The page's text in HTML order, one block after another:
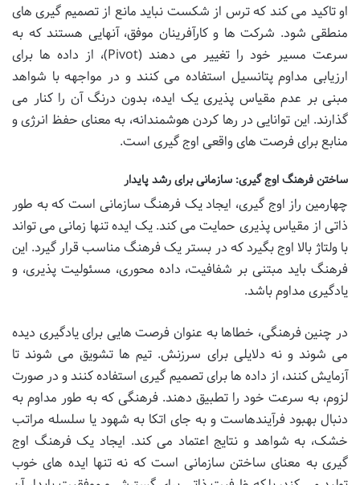
او تاکید می کند که ترس از شکست نباید مانع از تصمیم گیری های
منطقی شود. شرکت ها و کارآفرینان موفق، آنهایی هستند که به
سرعت مسیر خود را تغییر می دهند (Pivot)، از داده ها برای
ارزیابی مداوم پتانسیل استفاده می کنند و در مواجهه با شواهد
مبنی بر عدم مقیاس پذیری یک ایده، بدون درنگ آن را کنار می
گذارند. این توانایی در رها کردن هوشمندانه، به معنای حفظ انرژی و
منابع برای فرصت های واقعی اوج گیری است.
ساختن فرهنگ اوج گیری: سازمانی برای رشد پایدار
چهارمین راز اوج گیری، ایجاد یک فرهنگ سازمانی است که به طور
ذاتی از مقیاس پذیری حمایت می کند. یک ایده تنها زمانی می تواند
با ولتاژ بالا اوج بگیرد که در بستر یک فرهنگ مناسب قرار گیرد. این
فرهنگ باید مبتنی بر شفافیت، داده محوری، مسئولیت پذیری، و
یادگیری مداوم باشد.
در چنین فرهنگی، خطاها به عنوان فرصت هایی برای یادگیری دیده
می شوند و نه دلایلی برای سرزنش. تیم ها تشویق می شوند تا
آزمایش کنند، از داده ها برای تصمیم گیری استفاده کنند و در صورت
لزوم، به سرعت خود را تطبیق دهند. فرهنگی که به طور مداوم به
دنبال بهبود فرآیندهاست و به جای اتکا به شهود یا سلسله مراتب
خشک، به شواهد و نتایج اعتماد می کند. ایجاد یک فرهنگ اوج
گیری به معنای ساختن سازمانی است که نه تنها ایده های خوب